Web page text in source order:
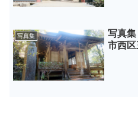
写真集
写真
市西区